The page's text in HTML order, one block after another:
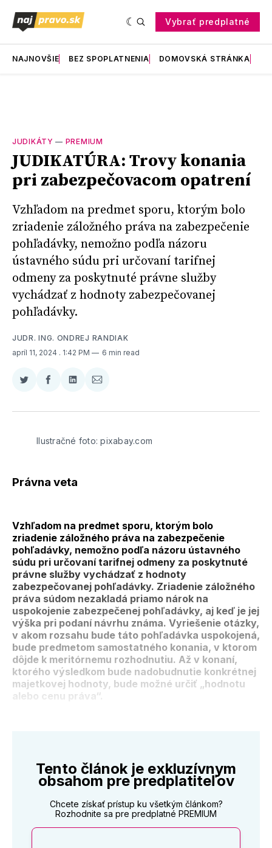
Vybrať predplatné
NAJNOVŠIE BEZ SPOPLATNENIA DOMOVSKÁ STRÁNKA
JUDIKÁTY — PREMIUM
JUDIKATÚRA: Trovy konania
pri zabezpečovacom opatrení
Vzhľadom na predmet sporu, ktorým bolo
zriadenie záložného práva na zabezpečenie
pohľadávky, nemožno podľa názoru
ústavného súdu pri určovaní tarifnej
odmeny za poskytnuté právne služby
vychádzať z hodnoty zabezpečovanej
pohľadávky.
JUDR. ING. ONDREJ RANDIAK
apríl 11, 2024 . 1:42 PM 6 min read
Zdieľať
Twitter
Zdieľať
Facebooku
Zdieľať
LinkedIne
Zdieľať
E-
Ilustračné foto: pixabay.com
Právna veta
Vzhľadom na predmet sporu, ktorým bolo
zriadenie záložného práva na zabezpečenie
pohľadávky, nemožno podľa názoru ústavného
súdu pri určovaní tarifnej odmeny za poskytnuté
právne služby vychádzať z hodnoty
zabezpečovanej pohľadávky. Zriadenie záložného
práva súdom nezakladá priamo nárok na
uspokojenie zabezpečenej pohľadávky, aj keď je jej
výška pri podaní návrhu známa. Vyriešenie otázky,
v akom rozsahu bude táto pohľadávka uspokojená,
bude predmetom samostatného konania, v ktorom
dôjde k meritórnemu rozhodnutiu. Až v konaní,
ktorého výsledkom bude nadobudnutie konkrétnej
majetkovej hodnoty, bude možné určiť „hodnotu
alebo cenu práva“.
Tento článok je exkluzívnym
obsahom pre predplatiteľov
Chcete získať prístup ku všetkým článkom?
Rozhodnite sa pre predplatné PREMIUM